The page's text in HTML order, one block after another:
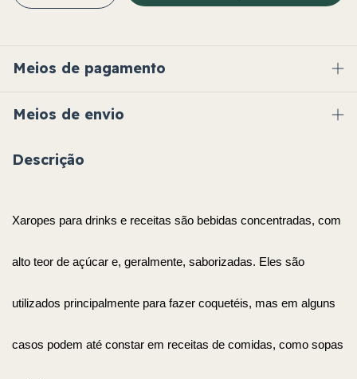
Meios de pagamento
Meios de envio
Descrição
Xaropes para drinks e receitas são bebidas concentradas, com
alto teor de açúcar e, geralmente, saborizadas. Eles são
utilizados principalmente para fazer coquetéis, mas em alguns
casos podem até constar em receitas de comidas, como sopas